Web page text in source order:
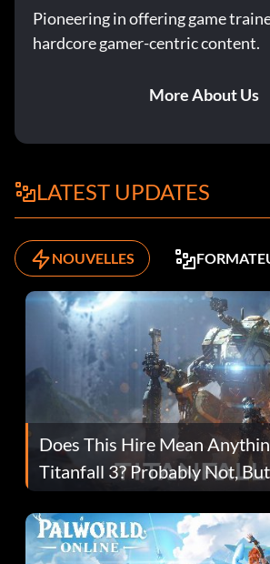
Pioneering in offering game
hardcore gamer-centric content.
More About Us
LATEST UPDATES
NOUVELLES
Does This Hire Mean
Titanfall 3? Probably Not,
Fans Are Hopeful